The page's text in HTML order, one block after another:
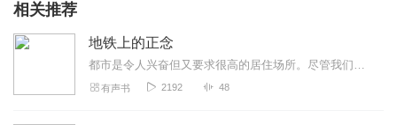
相关推荐
地铁上的正念
都市是令人兴奋但又要求很高的居住场所。尽管我们热爱都市的巨大活力和生活多样性，但每天在通勤时、在人群里、在快节奏生活中穿行的辛劳，都令人感到疲倦和脱节。本书尊...
有声书 2192 48